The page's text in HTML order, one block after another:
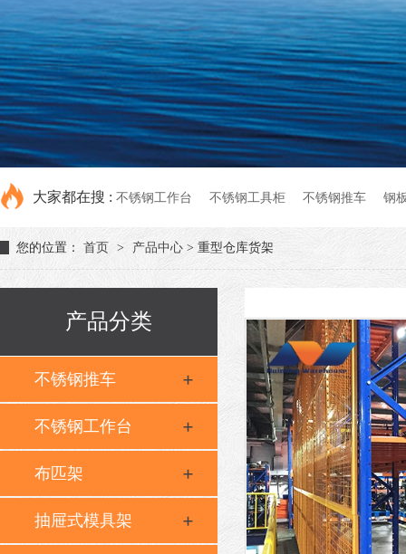
大家都在搜 : 不锈钢工作台 不锈钢工具柜 不锈钢推车 钢
您的位置： 首页 > 产品中心 > 重型仓库货架
产品分类
不锈钢推车
不锈钢工作台
布匹架
抽屉式模具架